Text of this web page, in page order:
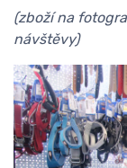
(zboží na
návštěvy)